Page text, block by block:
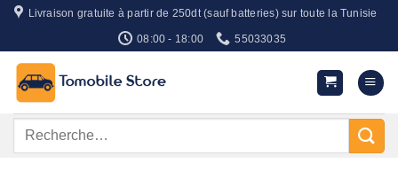
Passer
contenu
Livraison gratuite à partir de 250dt (sauf batteries) sur toute la Tunisie
08:00 - 18:00 55033035
Recherche